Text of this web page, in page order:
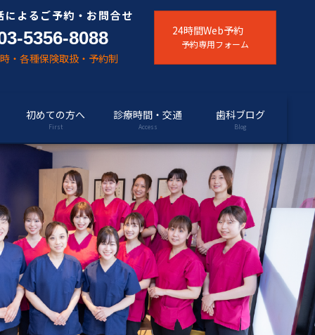
によるご予約・お問合せ
5356-8088
・各種保険取扱・予約制
24時間Web予約
予約専用フォーム
初めての方へ
First
診療時間・交通
Access
歯科ブログ
Blog